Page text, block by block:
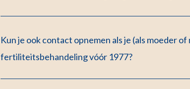
Kun je ook contact opnemen als je (als moeder
fertiliteitsbehandeling vóór 1977?